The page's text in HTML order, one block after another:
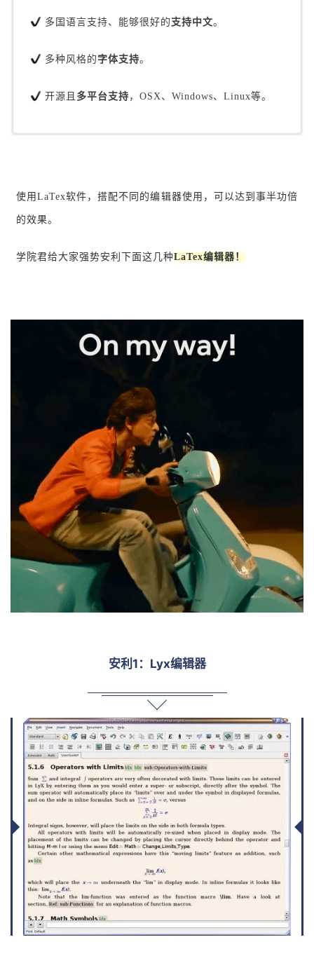
多国语言支持、能够很好的 支持中文。
多种风格的 字体支持。
开源且 多平台支持 ，OSX、Windows、Linux等。
使用LaTex软件，搭配不同的编辑器使用，可以达到事半功倍
的效果。
学院君给大家强势安利下面这几种LaTex编辑器！
安利1：Lyx编辑器